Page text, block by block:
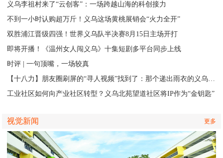
义乌李祖村来了“云创客”：一场跨越山海的科创接力
不到一小时认购超万斤！义乌这场黄桃展销会“火力全开”
双胜浦江晋级四强！世界义乌队半决赛8月15日主场开打
即将开播！《温州女人闯义乌》十集短剧多平台同步上线
时评 | 一句顶嘴，一场较真
【十八力】朋友圈刷屏的“寻人视频”找到了：那个递出雨衣的义乌排水人，原来是他
工业社区如何向产业社区转型？义乌北苑望道社区将IP作为“金钥匙”
视觉新闻 更多